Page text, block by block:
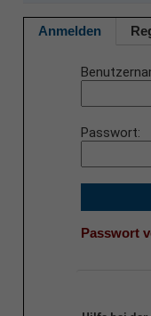
Anmelden
Passwort
Passwort